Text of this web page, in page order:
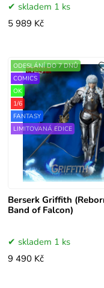
skladem 1 ks
5 989 Kč
Berserk Griffith
Band of Falcon)
ODESLÁNÍ DO 7 DNŮ
COMICS
OK
1/6
FANTASY
LIMITOVANÁ EDICE
skladem 1 ks
9 490 Kč